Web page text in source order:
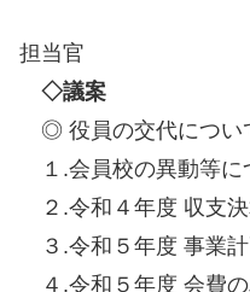
高等教育
担当官
◇議案
◎ 役員の交代につい
１.会員校の異動等に
２.令和４年度 収支
３.令和５年度 事業
４.令和５年度 会費